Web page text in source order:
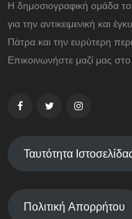
Η δημοσιογραφική ομάδα
για την αντικειμενική και
Πάτρα και την ευρύτερη
Επικοινωνήστε μαζί μας
Ταυτότητα
Πολιτική Απορρήτου